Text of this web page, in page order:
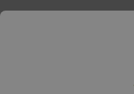
Top Marcas y
Encuéntranos en
Restaurantes cerca de